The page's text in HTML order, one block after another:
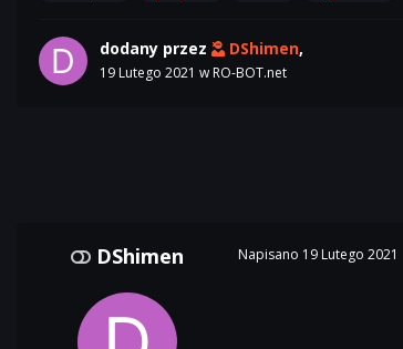
dodany przez DShimen,
19 Lutego 2021 w RO-BOT.net
DShimen Napisano 19 Lutego 2021